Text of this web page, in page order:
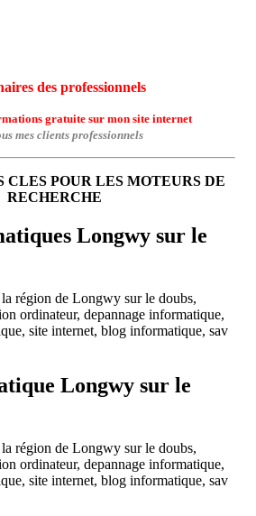
des professionnels
gratuite sur mon site internet
mes clients professionnels
CLES POUR LES MOTEURS DE
RECHERCHE
Longwy sur le
région de Longwy sur le doubs,
ordinateur, depannage informatique,
site internet, blog informatique, sav
Longwy sur le
région de Longwy sur le doubs,
ordinateur, depannage informatique,
site internet, blog informatique, sav